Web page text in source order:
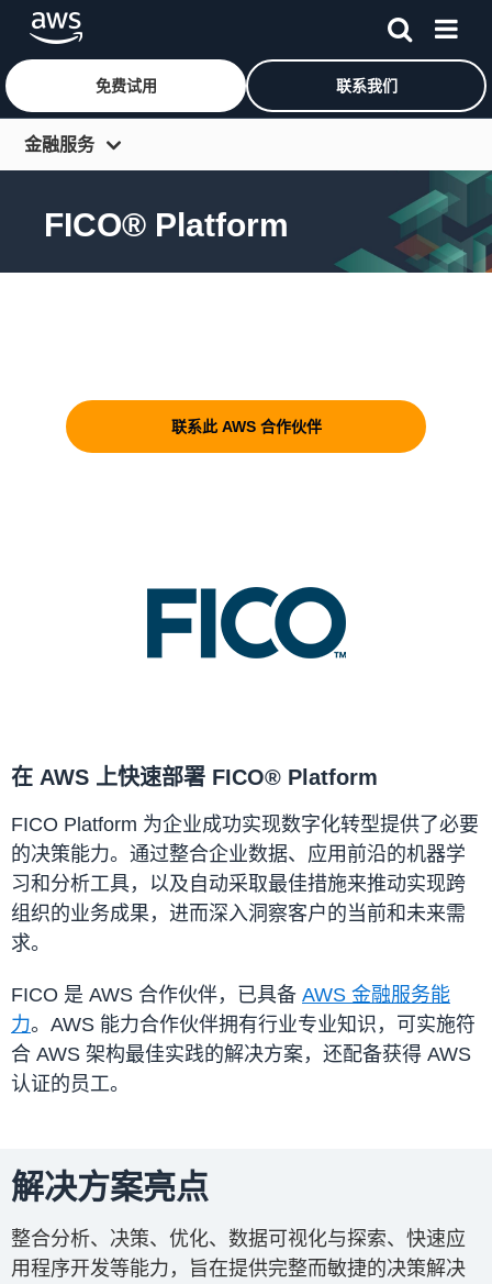
跳至主要内容
免费试用 联系我们
金融服务
行业
使用案例
资源
合作伙伴
FICO® Platform
联系此 AWS 合作伙伴
在 AWS 上快速部署 FICO® Platform
FICO Platform 为企业成功实现数字化转型提供了必要
的决策能力。通过整合企业数据、应用前沿的机器学
习和分析工具，以及自动采取最佳措施来推动实现跨
组织的业务成果，进而深入洞察客户的当前和未来需
求。
FICO 是 AWS 合作伙伴，已具备 AWS 金融服务能
力。AWS 能力合作伙伴拥有行业专业知识，可实施符
合 AWS 架构最佳实践的解决方案，还配备获得 AWS
认证的员工。
解决方案亮点
整合分析、决策、优化、数据可视化与探索、快速应
用程序开发等能力，旨在提供完整而敏捷的决策解决